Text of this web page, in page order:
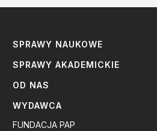
SPRAWY NAUKOWE
SPRAWY AKADEMICKIE
OD NAS
WYDAWCA
FUNDACJA PAP